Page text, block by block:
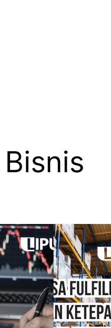
Bisnis